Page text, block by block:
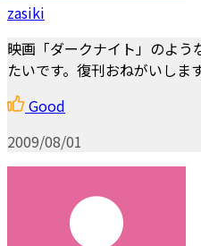
zasiki
映画「ダークナイト」のよ
たいです。復刊おねがいします
Good
2009/08/01